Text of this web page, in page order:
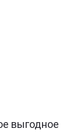
выгодное